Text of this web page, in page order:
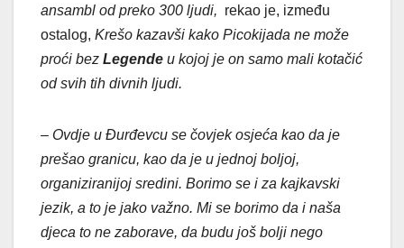
ansambl od preko 300 ljudi, rekao je, između
ostalog, Krešo kazavši kako Picokijada ne može
proći bez Legende u kojoj je on samo mali kotačić
od svih tih divnih ljudi.
– Ovdje u Đurđevcu se čovjek osjeća kao da je
prešao granicu, kao da je u jednoj boljoj,
organiziranijoj sredini. Borimo se i za kajkavski
jezik, a to je jako važno. Mi se borimo da i naša
djeca to ne zaborave, da budu još bolji nego